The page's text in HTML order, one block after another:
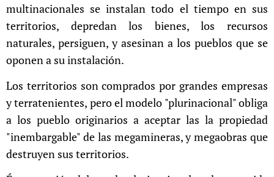
multinacionales se instalan todo el tiempo en sus
territorios, depredan los bienes, los recursos
naturales, persiguen, y asesinan a los pueblos que se
oponen a su instalación.
Los territorios son comprados por grandes empresas
y terratenientes, pero el modelo "plurinacional" obliga
a los pueblo originarios a aceptar las la propiedad
"inembargable" de las megamineras, y megaobras que
destruyen sus territorios.